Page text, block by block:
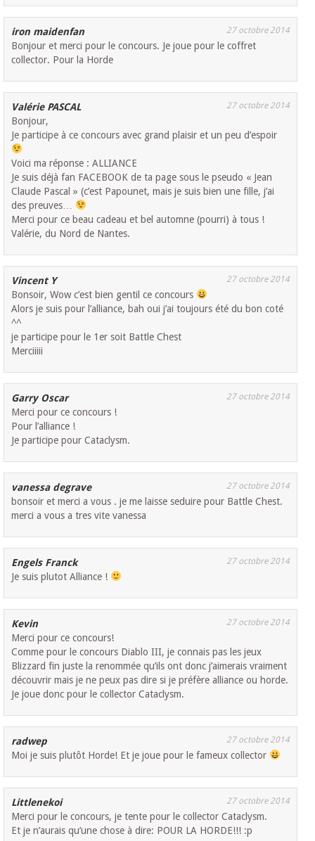
iron maidenfan 27 octobre 2014
Bonjour et merci pour le concours. Je joue pour le coffret
collector. Pour la Horde
Valérie PASCAL 27 octobre 2014
Bonjour,
Je participe à ce concours avec grand plaisir et un peu d’espoir
Voici ma réponse : ALLIANCE
Je suis déjà fan FACEBOOK de ta page sous le pseudo « Jean
Claude Pascal » (c’est Papounet, mais je suis bien une fille, j’ai
des preuves…
Merci pour ce beau cadeau et bel automne (pourri) à tous !
Valérie, du Nord de Nantes.
Vincent Y 27 octobre 2014
Bonsoir, Wow c’est bien gentil ce concours
Alors je suis pour l’alliance, bah oui j’ai toujours été du bon coté
^^
je participe pour le 1er soit Battle Chest
Merciiiii
Garry Oscar 27 octobre 2014
Merci pour ce concours !
Pour l’alliance !
Je participe pour Cataclysm.
vanessa degrave 27 octobre 2014
bonsoir et merci a vous . je me laisse seduire pour Battle Chest.
merci a vous a tres vite vanessa
Engels Franck 27 octobre 2014
Je suis plutot Alliance !
Kevin 27 octobre 2014
Merci pour ce concours!
Comme pour le concours Diablo III, je connais pas les jeux
Blizzard fin juste la renommée qu’ils ont donc j’aimerais vraiment
découvrir mais je ne peux pas dire si je préfère alliance ou horde.
Je joue donc pour le collector Cataclysm.
radwep 27 octobre 2014
Moi je suis plutôt Horde! Et je joue pour le fameux collector
Littlenekoi 27 octobre 2014
Merci pour le concours, je tente pour le collector Cataclysm.
Et je n’aurais qu’une chose à dire: POUR LA HORDE!!! :p